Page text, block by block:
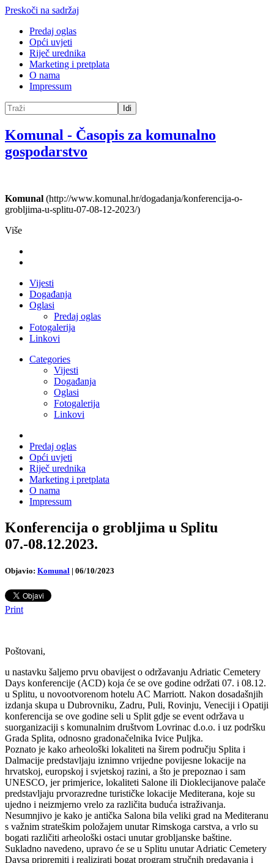
Preskoči na sadržaj
Predaj oglas
Opći uvjeti
Riječ urednika
Marketing i pretplata
O nama
Impressum
Idi
Komunal - Časopis za komunalno
gospodarstvo
Komunal (http://www.komunal.hr/dogadanja/konferencija-o-
grobljima-u-splitu-07-08-12-2023/)
Više
Vijesti
Događanja
Oglasi
Predaj oglas
Fotogalerija
Linkovi
Categories
Vijesti
Događanja
Oglasi
Fotogalerija
Linkovi
Predaj oglas
Opći uvjeti
Riječ urednika
Marketing i pretplata
O nama
Impressum
Konferencija o grobljima u Splitu
07.-08.12.2023.
Objavio: Komunal | 06/10/2023
Print
Poštovani,
u nastavku šaljemo prvu obavijest o održavanju Adriatic Cemetery
Days konferencije (ACD) koja će se ove godine održati 07. i 08.12.
u Splitu, u novootvorenom hotelu AC Marriott. Nakon dosadašnjih
izdanja skupa u Dubrovniku, Zadru, Puli, Rovinju, Veneciji i Opatiji
konferencija se ove godine seli u Split gdje se event održava u
suorganizaciji s komunalnim društvom Lovrinac d.o.o. i uz podršku
Grada Splita, odnosno gradonačelnika Ivice Puljka.
Poznato je kako arheološki lokaliteti na širem području Splita i
Dalmacije predstavljaju iznimno vrijedne povijesne lokacije na
hrvatskoj, europskoj i svjetskoj razini, a što je prepoznao i sam
UNESCO, jer primjerice, lokaliteti Salone ili Dioklecijanove palače
predstavljaju prvorazredne turističke lokacije Mediterana, koje su
ujedno i neizmjerno vrelo za različita buduća istraživanja.
Nesumnjivo je kako je antička Salona bila veliki grad na Mediteranu
s važnim strateškim položajem unutar Rimskoga carstva, a vrlo su
bogati različiti arheološki ostaci unutar grobljanske baštine.
Sukladno navedeno, upravo će se u Splitu unutar Adriatic Cemetery
Daysa pripremiti i realizirati bogat program stručnih predavanja i